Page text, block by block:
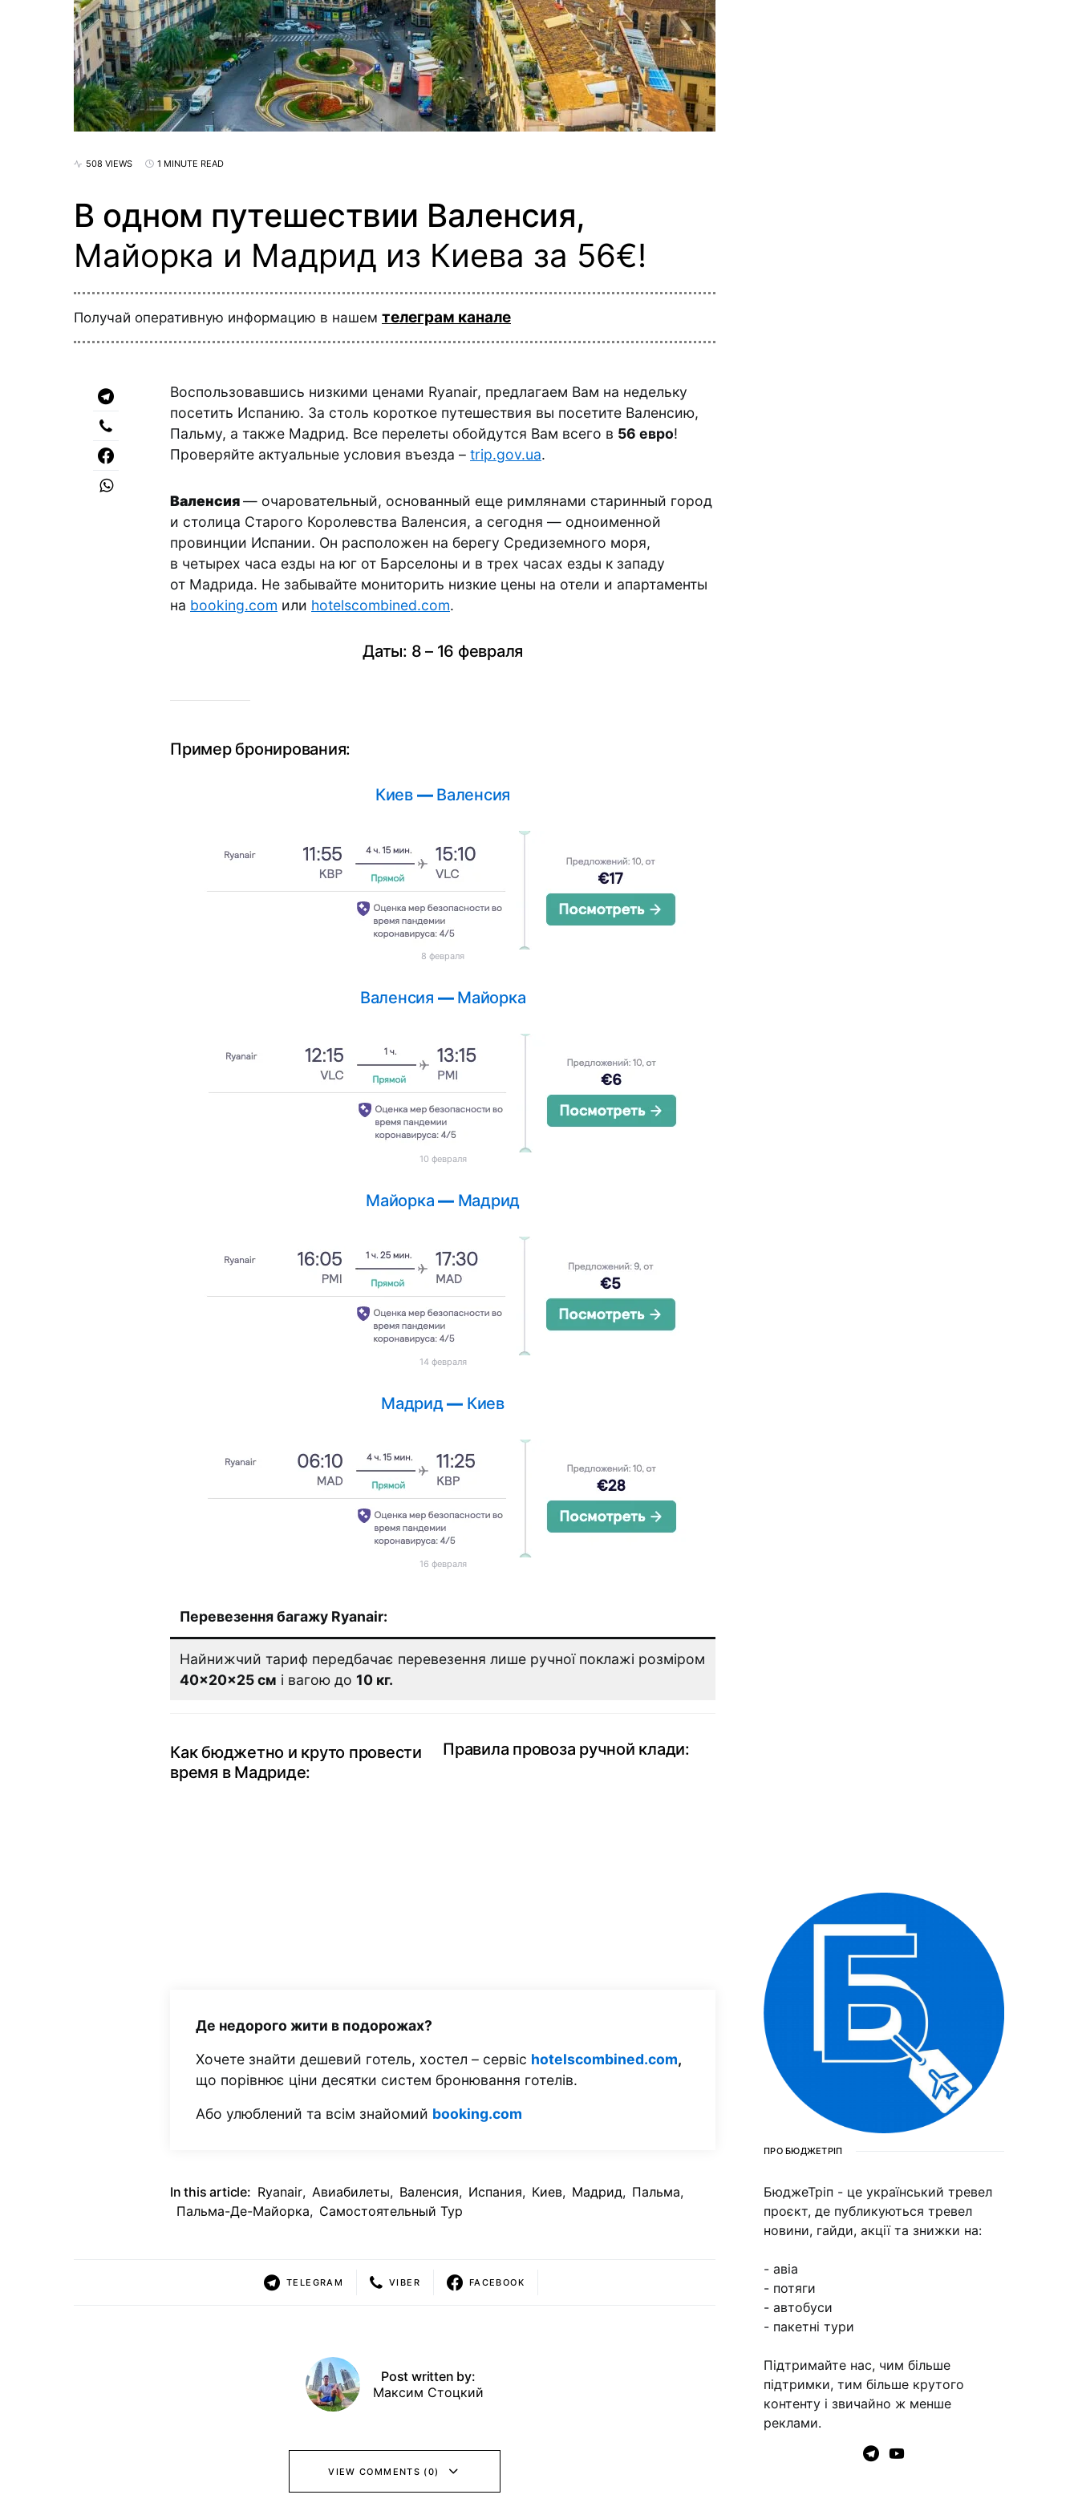
508 VIEWS 1 MINUTE READ
В одном путешествии Валенсия,
Майорка и Мадрид из Киева за 56€!
Получай оперативную информацию в нашем телеграм канале
Воспользовавшись низкими ценами Ryanair, предлагаем Вам на недельку
посетить Испанию. За столь короткое путешествия вы посетите Валенсию,
Пальму, а также Мадрид. Все перелеты обойдутся Вам всего в 56 евро!
Проверяйте актуальные условия въезда – trip.gov.ua.
Валенсия— очаровательный, основанный еще римлянами старинный город
и столица Старого Королевства Валенсия, а сегодня — одноименной
провинции Испании. Он расположен на берегу Средиземного моря,
в четырех часа езды на юг от Барселоны и в трех часах езды к западу
от Мадрида. Не забывайте мониторить низкие цены на отели и апартаменты
на booking.com или hotelscombined.com.
Даты: 8 – 16 февраля
Пример бронирования:
Киев —Валенсия
8 февраля
Валенсия —Майорка
10 февраля
Майорка —Мадрид
14 февраля
Мадрид— Киев
16 февраля
Перевезення багажу Ryanair:
Найнижчий тариф передбачає перевезення лише ручної поклажі розміром
40×20×25 см і вагою до 10 кг.
Как бюджетно и круто провести
время в Мадриде:
Правила провоза ручной клади:
Де недорого жити в подорожах?
Хочете знайти дешевий готель, хостел – сервіс hotelscombined.com,
що порівнює ціни десятки систем бронювання готелів.
Або улюблений та всім знайомий booking.com
In this article: Ryanair, Авиабилеты, Валенсия, Испания, Киев, Мадрид, Пальма,
Пальма-Де-Майорка, Самостоятельный Тур
TELEGRAM VIBER FACEBOOK
Post written by:
Максим Стоцкий
VIEW COMMENTS (0)
ПРО БЮДЖЕТРІП
БюджеТріп - це український тревел
проєкт, де публикуються тревел
новини, гайди, акції та знижки на:
- авіа
- потяги
- автобуси
- пакетні тури
Підтримайте нас, чим більше
підтримки, тим більше крутого
контенту і звичайно ж менше
реклами.